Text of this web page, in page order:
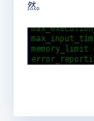
然。